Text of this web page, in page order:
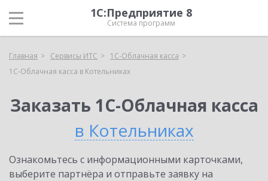
1С:Предприятие 8
Система программ
Главная Сервисы ИТС
1С-Облачная касса
1С-Облачная касса в Котельниках
Заказать 1С-Облачная касса
в Котельниках
Ознакомьтесь с информационными карточками,
выберите партнёра и отправьте заявку на